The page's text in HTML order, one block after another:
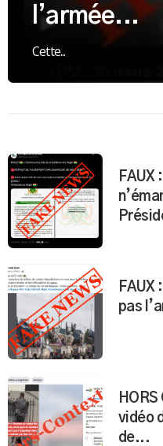
l’armée...
Cette...
FAUX
FAUX
pas
vidéo
de...